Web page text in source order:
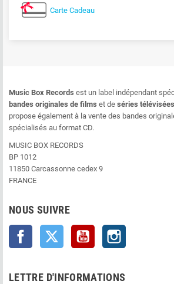
Carte Cadeau
Music Box Records est un label indépendant
bandes originales de films et de séries télévisées
propose également à la vente des bandes
spécialisés au format CD.
MUSIC BOX RECORDS
BP 1012
11850 Carcassonne cedex 9
FRANCE
NOUS SUIVRE
Facebook Twitter YouTube
LETTRE D'INFORMATIONS